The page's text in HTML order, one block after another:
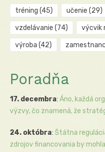
tréning (45) učenie (29)
vzdelávanie (74) výcvik
výroba (42)
Poradňa
17. decembra: Áno, každá
výzvy, čo znamená, že
24. októbra: Štátna
zdrojov financovania by